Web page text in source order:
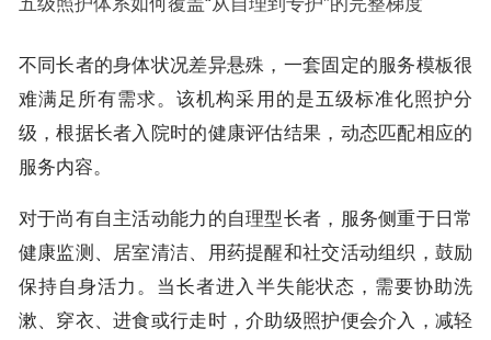
不同长者的身体状况差异悬殊，一套固定的服务模板很
难满足所有需求。该机构采用的是五级标准化照护分
级，根据长者入院时的健康评估结果，动态匹配相应的
服务内容。
对于尚有自主活动能力的自理型长者，服务侧重于日常
健康监测、居室清洁、用药提醒和社交活动组织，鼓励
保持自身活力。当长者进入半失能状态，需要协助洗
漱、穿衣、进食或行走时，介助级照护便会介入，减轻